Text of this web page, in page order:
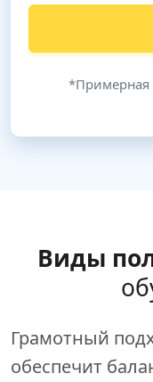
*Примерная
Виды
Грамотный
обеспечит